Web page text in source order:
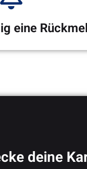
Kontaktformular oder
eine
Bewerbung. Gerne
deine